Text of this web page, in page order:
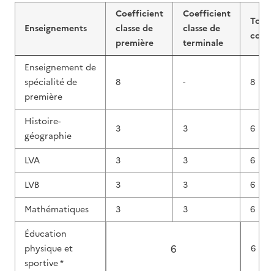
Enseignements
Coefficient
classe de
première
Coefficient
classe de
terminale
Total
Enseignement de
spécialité de
première
8 - 8
Histoire-
géographie
3 3 6
LVA 3 3
6
LVB
3 3
6
Mathématiques
3 3
6
Éducation
physique et
sportive *
6 6